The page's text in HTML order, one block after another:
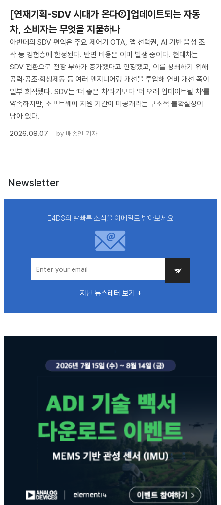
[연재기획-SDV 시대가 온다②]업데이트되는 자동
차, 소비자는 무엇을 지불하나
아반떼의 SDV 편익은 주요 제어기 OTA, 앱 선택권, AI 기반 음성 조
작 등 경험층에 한정된다. 반면 비용은 이미 발생 중이다. 현대차는
SDV 전환으로 전장 부하가 증가했다고 인정했고, 이를 상쇄하기 위해
공력·공조·회생제동 등 여러 엔지니어링 개선을 투입해 연비 개선 폭이
일부 희석됐다. SDV는 ‘더 좋은 차’라기보다 ‘더 오래 업데이트될 차’를
약속하지만, 소프트웨어 지원 기간이 미공개라는 구조적 불확실성이
남아 있다.
2026.08.07
by 배종인 기자
Newsletter
E4DS의 발빠른 소식을 이메일로 받아보세요
지난 뉴스레터 보기 +